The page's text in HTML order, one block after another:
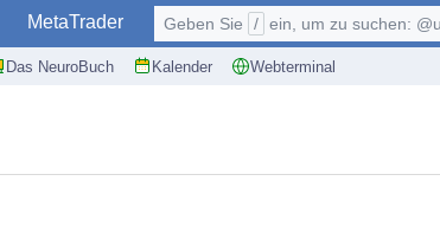
MetaTrader
Das NeuroBuch Kalender Webterminal
Geben Sie / ein, um zu suchen: @user,